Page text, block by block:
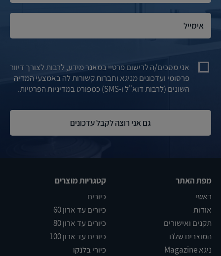
אני מסכים/ה לרישום פרטיי במאגר מידע, לרבות לצורך דיוור
פרסומי ועדכונים מניגא וחברות קשורות לה באמצעי המדיה
השונים (לרבות דוא"ל ו-SMS) כמפורט במדיניות הפרטיות.
מפת האתר
ראשי
אודות
תקנים ואישורים
המוצרים שלנו
ניגא Magazine
קטגריות מוצרים
כיורים
כיורים עד ארון 60
כיורים עד ארון 80
כיורים עד ארון 100
כיורי בלנקו